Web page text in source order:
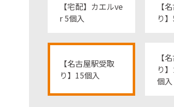
【宅配】カエルve
r 5個入
【
り
【名古屋駅受取
り】15個入
【
り
個入